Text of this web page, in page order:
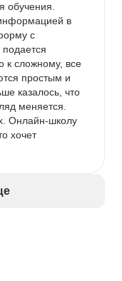
обучения.
в
с
к сложному, все
простым и
казалось, что
меняется.
Онлайн-школу
хочет